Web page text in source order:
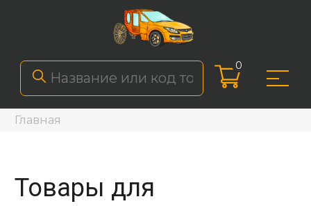
0
Главная
Товары для